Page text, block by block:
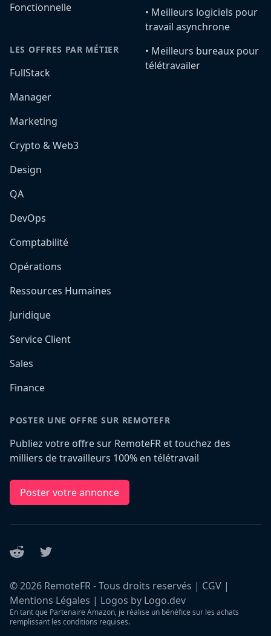
Fonctionnelle
LES OFFRES PAR MÉTIER
FullStack
Manager
Marketing
Crypto & Web3
Design
QA
DevOps
Comptabilité
Opérations
Ressources Humaines
Juridique
Service Client
Sales
Finance
•️ Meilleurs logiciels pour
travail asynchrone
•️ Meilleurs bureaux pour
télétravailer
POSTER UNE OFFRE SUR REMOTEFR
Publiez votre offre sur RemoteFR et touchez des
milliers de travailleurs 100% en télétravail
Poster votre annonce
Reddit Twitter
©2026 RemoteFR - Tous droits reservés | CGV |
Mentions Légales | Logos by Logo.dev
En tant que Partenaire Amazon, je réalise un bénéfice sur les achats
remplissant les conditions requises.